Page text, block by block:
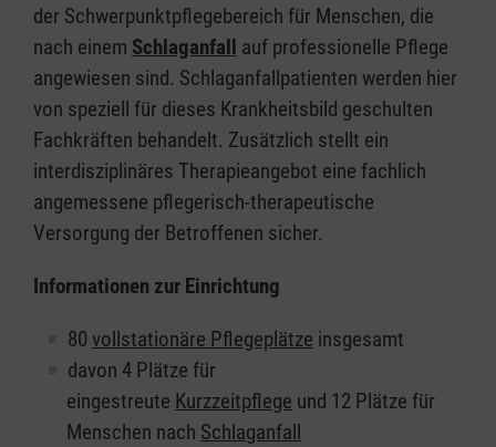
der Schwerpunktpflegebereich für Menschen, die
nach einem Schlaganfall auf professionelle Pflege
angewiesen sind. Schlaganfallpatienten werden hier
von speziell für dieses Krankheitsbild geschulten
Fachkräften behandelt. Zusätzlich stellt ein
interdisziplinäres Therapieangebot eine fachlich
angemessene pflegerisch-therapeutische
Versorgung der Betroffenen sicher.
Informationen zur Einrichtung
80 vollstationäre Pflegeplätze insgesamt
davon 4 Plätze für
eingestreute Kurzzeitpflege und 12 Plätze für
Menschen nach Schlaganfall